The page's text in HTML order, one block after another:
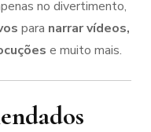
no divertimento,
para narrar vídeos,
e muito mais.